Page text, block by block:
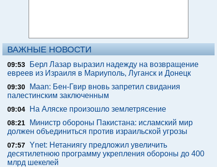
ВАЖНЫЕ НОВОСТИ
09:53
Берл Лазар выразил надежду на возвращение
евреев из Израиля в Мариуполь, Луганск и Донецк
09:30
Maan: Бен-Гвир вновь запретил свидания
палестинским заключенным
09:04 На Аляске произошло землетрясение
08:21
Министр обороны Пакистана: исламский мир
должен объединиться против израильской угрозы
07:57 Ynet: Нетаниягу предложил увеличить
десятилетнюю программу укрепления обороны до 400
млрд шекелей